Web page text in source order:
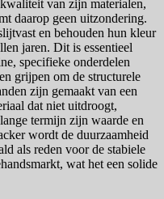
van zijn materialen,
daarop geen uitzondering.
en behouden hun kleur
jaren. Dit is essentieel
specifieke onderdelen
grijpen om de structurele
zijn gemaakt van een
dat niet uitdroogt,
termijn zijn waarde en
wordt de duurzaamheid
als reden voor de stabiele
wat het een solide